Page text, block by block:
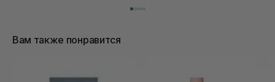
Вам также понравится